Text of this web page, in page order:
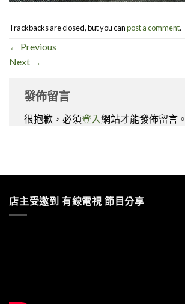
Trackbacks are closed, but you canpost a comment.
← Previous
Next →
發佈留言
很抱歉，必須登入網站才能發佈留言。
店主受邀到 有線電視 節目分享